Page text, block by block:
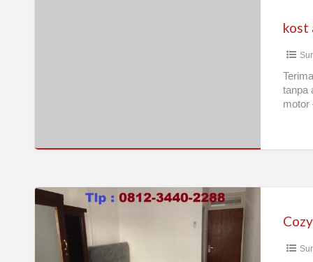
kost
tanpa
motor
Cozy
murah
surabaya